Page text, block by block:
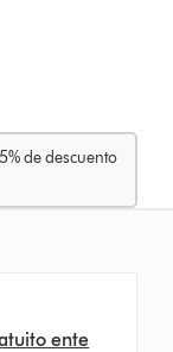
de descuento
ente